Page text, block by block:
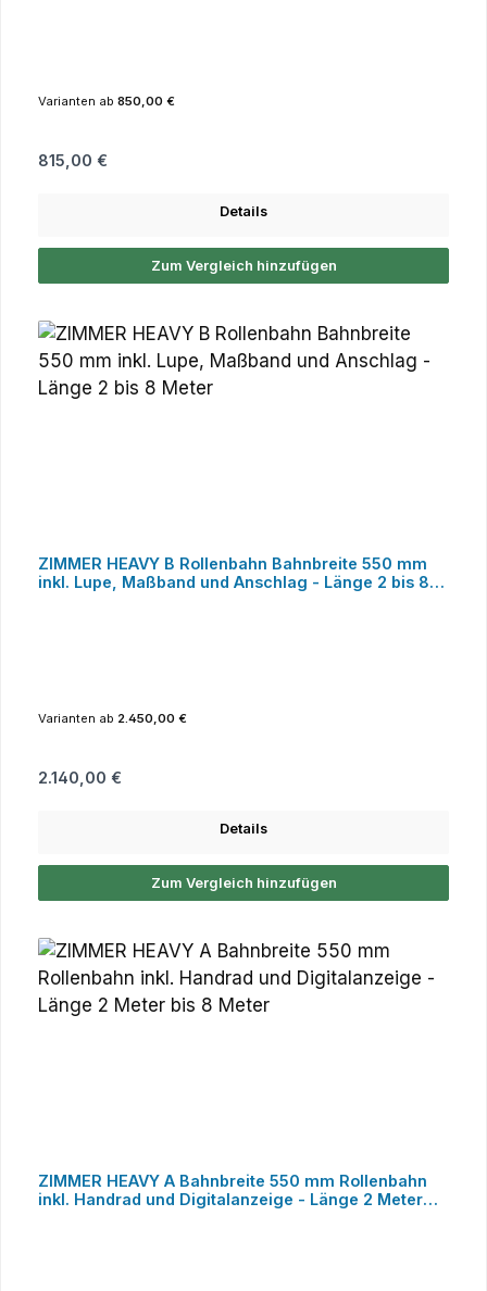
Varianten ab 850,00 €
Regulärer Preis:
815,00 €
Details
Zum Vergleich hinzufügen
ZIMMER HEAVY B Rollenbahn Bahnbreite 550 mm
inkl. Lupe, Maßband und Anschlag - Länge 2 bis 8
Varianten ab 2.450,00 €
Regulärer Preis:
2.140,00 €
Details
Zum Vergleich hinzufügen
ZIMMER HEAVY A Bahnbreite 550 mm Rollenbahn
inkl. Handrad und Digitalanzeige - Länge 2 Meter